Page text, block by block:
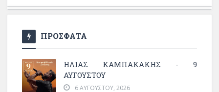
ΠΡΟΣΦΑΤΑ
ΗΛΙΑΣ ΚΑΜΠΑΚΑΚΗΣ - 9
ΑΥΓΟΥΣΤΟΥ
6 ΑΥΓΟΎΣΤΟΥ, 2026